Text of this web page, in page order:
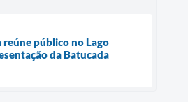
reúne público no Lago
da Batucada